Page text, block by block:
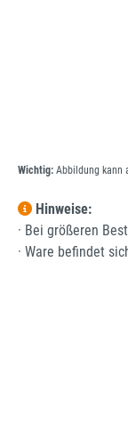
Wichtig: Abbildung kann
Hinweise:
· Bei größeren
· Ware befindet